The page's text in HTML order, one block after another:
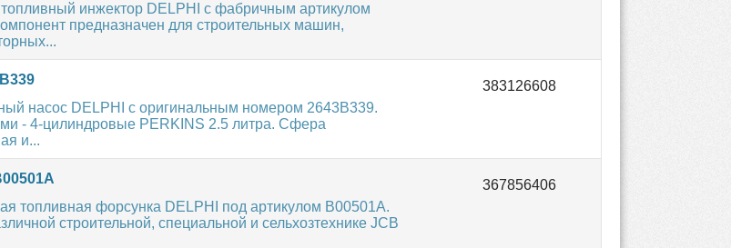
инжектор DELPHI с фабричным артикулом
предназначен для строительных машин,
насос DELPHI с оригинальным номером 2643B339.
- 4-цилиндровые PERKINS 2.5 литра. Сфера
и...
топливная форсунка DELPHI под артикулом B00501A.
строительной, специальной и сельхозтехнике JCB